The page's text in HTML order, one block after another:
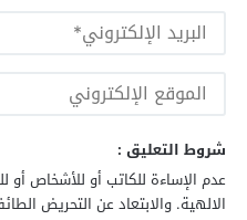
شروط التعليق :
عدم الإساءة للكاتب أو للأشخاص أو
الالهية. والابتعاد عن التحريض